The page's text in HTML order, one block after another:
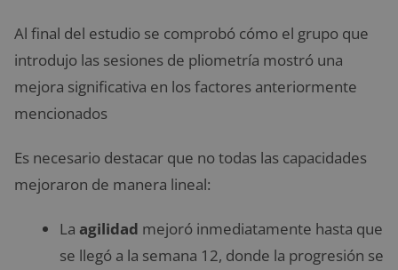
Al final del estudio se comprobó cómo el grupo que
introdujo las sesiones de pliometría mostró una
mejora significativa en los factores anteriormente
mencionados
Es necesario destacar que no todas las capacidades
mejoraron de manera lineal:
La agilidad mejoró inmediatamente hasta que
se llegó a la semana 12, donde la progresión se